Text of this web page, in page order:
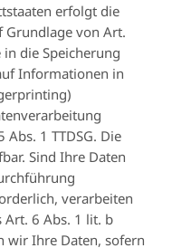
erfolgt die
Grundlage von Art.
in die Speicherung
Informationen in
1 TTDSG. Die
Sind Ihre Daten
verarbeiten
Art. 6 Abs. 1 lit. b
wir Ihre Daten, sofern